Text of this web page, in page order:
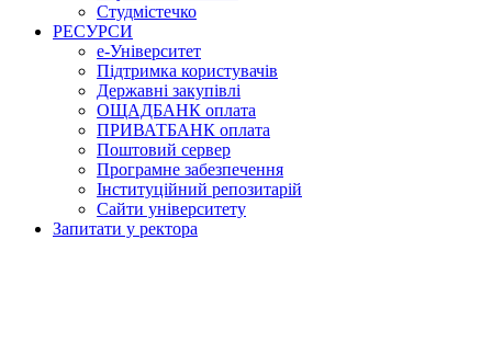
Студмістечко
РЕСУРСИ
е-Університет
Підтримка користувачів
Державні закупівлі
ОЩАДБАНК оплата
ПРИВАТБАНК оплата
Поштовий сервер
Програмне забезпечення
Інституційний репозитарій
Сайти університету
Запитати у ректора